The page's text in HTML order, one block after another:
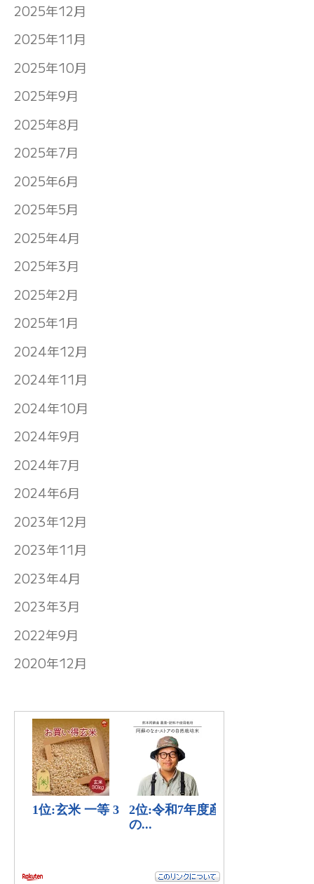
2025年12月
2025年11月
2025年10月
2025年9月
2025年8月
2025年7月
2025年6月
2025年5月
2025年4月
2025年3月
2025年2月
2025年1月
2024年12月
2024年11月
2024年10月
2024年9月
2024年7月
2024年6月
2023年12月
2023年11月
2023年4月
2023年3月
2022年9月
2020年12月